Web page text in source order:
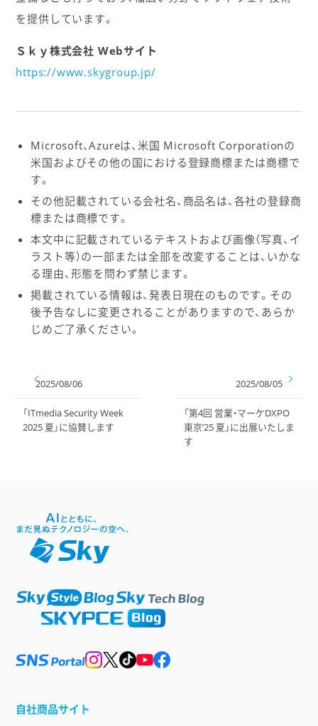
を提供しています。
Ｓｋｙ株式会社 Webサイト
https://www.skygroup.jp/
Microsoft、Azureは、米国 Microsoft Corporationの
米国およびその他の国における登録商標または商標で
す。
その他記載されている会社名、商品名は、各社の登録商
標または商標です。
本文中に記載されているテキストおよび画像（写真、イ
ラスト等）の一部または全部を改変することは、いかな
る理由、形態を問わず禁じます。
掲載されている情報は、発表日現在のものです。その
後予告なしに変更されることがありますので、あらか
じめご了承ください。
2025/08/06
「ITmedia Security Week
2025 夏」に協賛します
2025/08/05
「第4回 営業・マーケDXPO
東京’25 夏」に出展いたしま
す
自社商品サイト